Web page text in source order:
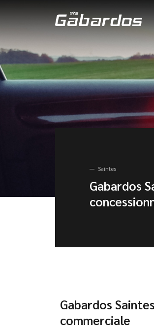
Saintes
Gabardos
Gabardos
commerciale